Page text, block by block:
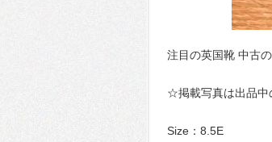
注目の英国靴 中古
☆掲載写真は出品中
Size：8.5E